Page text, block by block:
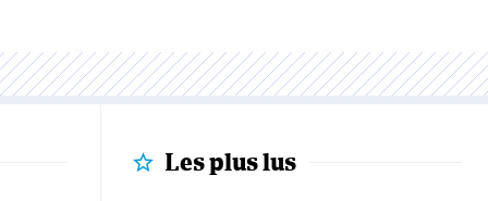
Les plus lus